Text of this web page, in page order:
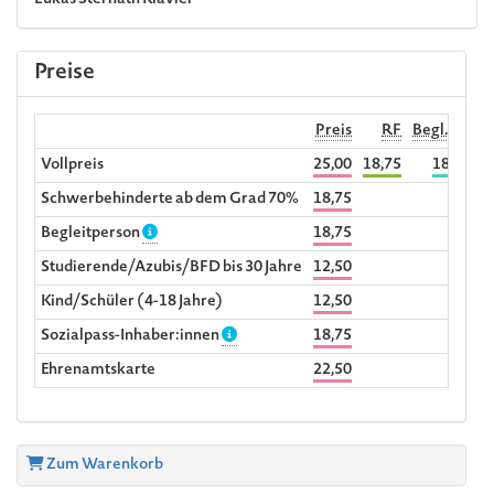
Preise
Preis RF
Begl. RF
Vollpreis
25,00 18,75
18,75
Schwerbehinderte ab dem Grad 70%
18,75
Begleitperson
18,75
Studierende/Azubis/BFD bis 30 Jahre
12,50
Kind/Schüler (4-18 Jahre)
12,50
Sozialpass-Inhaber:innen
18,75
Ehrenamtskarte
22,50
Zum Warenkorb